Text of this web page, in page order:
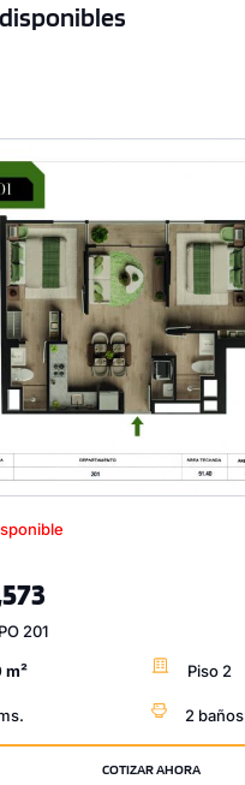
201
m² Piso 2
2 baños
COTIZAR AHORA